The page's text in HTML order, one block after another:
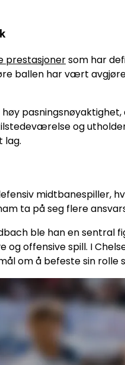
prestasjonersom har
ballen har vært
og
lag.
midtbanespiller,
ta på seg flere
ble han en
offensive spill. I
om å befeste sin rolle